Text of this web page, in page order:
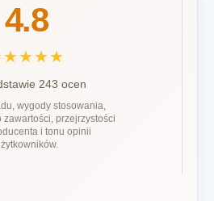
4.8
243 ocen
wygody stosowania,
zawartości, przejrzystości
i tonu opinii